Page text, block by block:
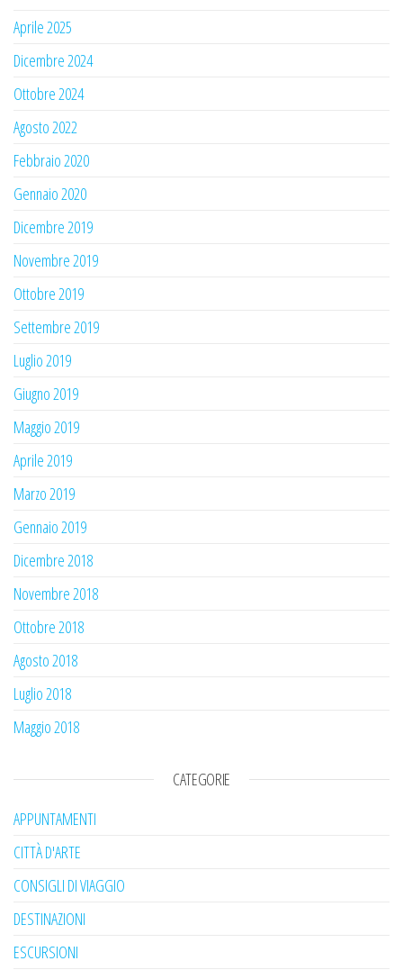
Aprile 2025
Dicembre 2024
Ottobre 2024
Agosto 2022
Febbraio 2020
Gennaio 2020
Dicembre 2019
Novembre 2019
Ottobre 2019
Settembre 2019
Luglio 2019
Giugno 2019
Maggio 2019
Aprile 2019
Marzo 2019
Gennaio 2019
Dicembre 2018
Novembre 2018
Ottobre 2018
Agosto 2018
Luglio 2018
Maggio 2018
CATEGORIE
APPUNTAMENTI
CITTÀ D'ARTE
CONSIGLI DI VIAGGIO
DESTINAZIONI
ESCURSIONI